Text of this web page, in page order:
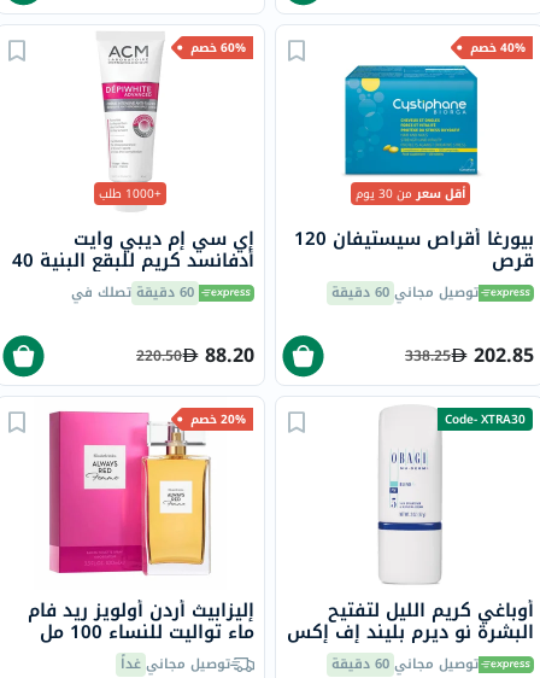
40% خصم
أقل سعرمن 30 يوم
بيورغا أقراص سيستيفان 120
قرص
توصيل مجاني60 دقيقة
202.85
338.25
60% خصم
+1000 طلب
إي سي إم ديبي وايت
أدفانسد كريم للبقع البنية 40
مل 60 دقيقة تصلك في
88.20
220.50
Code- XTRA30
أوباغي كريم الليل لتفتيح
البشرة نو ديرم بليند إف إكس
57 جرام توصيل مجاني60 دقيقة
20% خصم
إليزابيث أردن أولويز ريد فام
ماء تواليت للنساء 100 مل
توصيل مجانيغداً